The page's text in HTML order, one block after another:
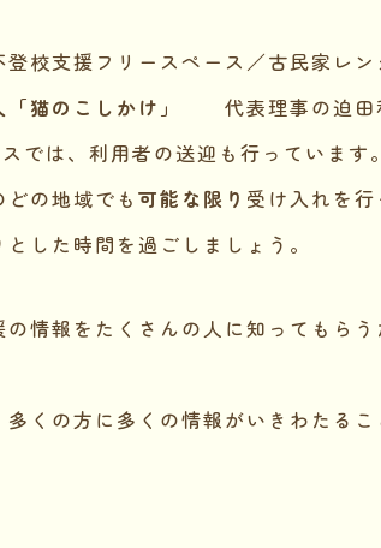
校支援フリースペース／古民家レン
猫のこしかけ」
代表理事の迫田
では、利用者の送迎も行っています
の地域でも 可能な限り 受け入れを行
した時間を過ごしましょう。
情報をたくさんの人に知ってもらう
くの方に多くの情報がいきわたるこ